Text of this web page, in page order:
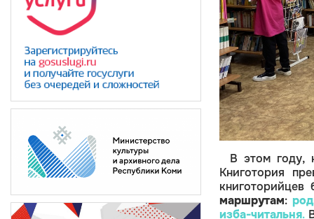
В этом году,
Книготория
книготорийцев
маршрутам:
изба-читальня.В